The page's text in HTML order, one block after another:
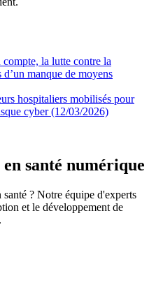
la lutte contre la
manque de moyens
hospitaliers mobilisés pour
cyber (12/03/2026)
santé numérique
? Notre équipe d'experts
et le développement de